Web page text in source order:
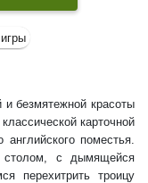
безмятежной красоты
классической карточной
поместья.
столом, с дымящейся
перехитрить троицу